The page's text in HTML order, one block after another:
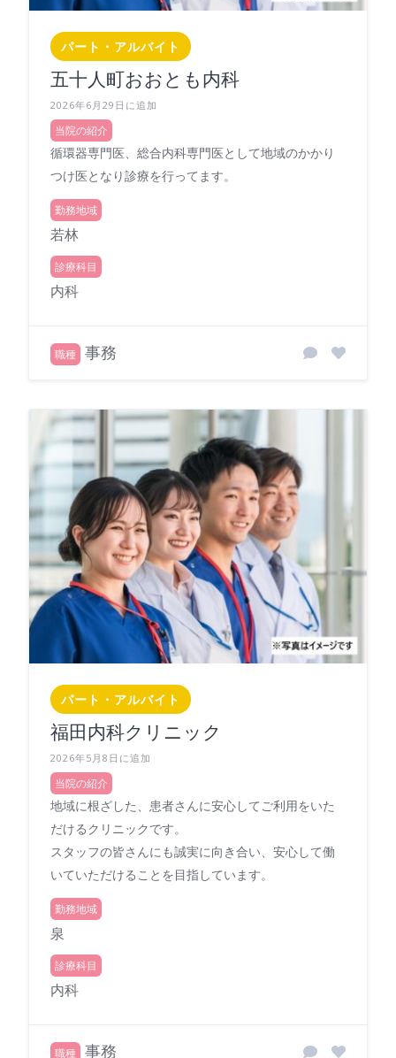
パート・アルバイト
五十人町おおとも内科
2026年6月29日に追加
当院の紹介
循環器専門医、総合内科専門医として地域のかかり
つけ医となり診療を行ってます。
勤務地域
若林
診療科目
内科
職種 事務
パート・アルバイト
福田内科クリニック
2026年5月8日に追加
当院の紹介
地域に根ざした、患者さんに安心してご利用をいた
だけるクリニックです。
スタッフの皆さんにも誠実に向き合い、安心して働
いていただけることを目指しています。
勤務地域
泉
診療科目
内科
職種 事務